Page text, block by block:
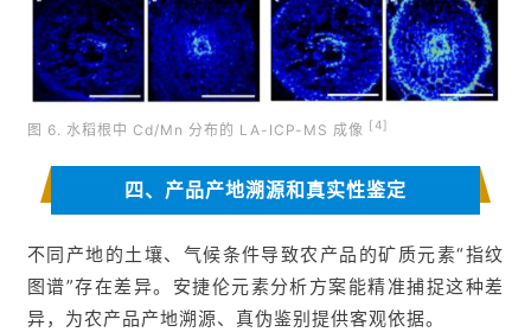
图 6. 水稻根中 Cd/Mn 分布的 LA-ICP-MS 成像 [4]
四、产品产地溯源和真实性鉴定
不同产地的土壤、气候条件导致农产品的矿质元素“指纹
图谱”存在差异。安捷伦元素分析方案能精准捕捉这种差
异，为农产品产地溯源、真伪鉴别提供客观依据。